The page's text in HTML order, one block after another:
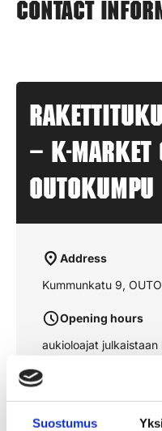
Suostumus
Contact
– K-MARKET
OUTOKUMPU
Address
Kummunkatu 9,
Opening hours
aukioloajat julkaistaan
See the route on